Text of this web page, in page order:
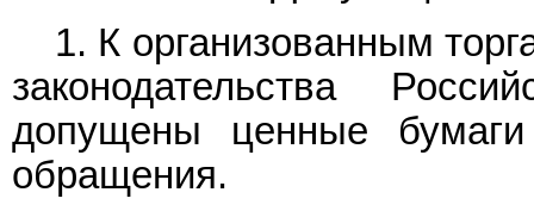
1. К организованным
законодательства
допущены ценные
обращения.